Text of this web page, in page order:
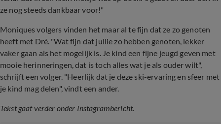
ze nog steeds dankbaar voor!"
Moniques volgers vinden het maar al te fijn dat ze zo genoten
heeft met Dré. "Wat fijn dat jullie zo hebben genoten, lekker
vaker gaan als het mogelijk is. Je kind een fijne jeugd geven met
mooie herinneringen, dat is toch alles wat je als ouder wilt",
schrijft een volger. "Heerlijk dat je deze ski-ervaring en sfeer met
je kind mag delen", vindt een ander.
Tekst gaat verder onder Instagrambericht.